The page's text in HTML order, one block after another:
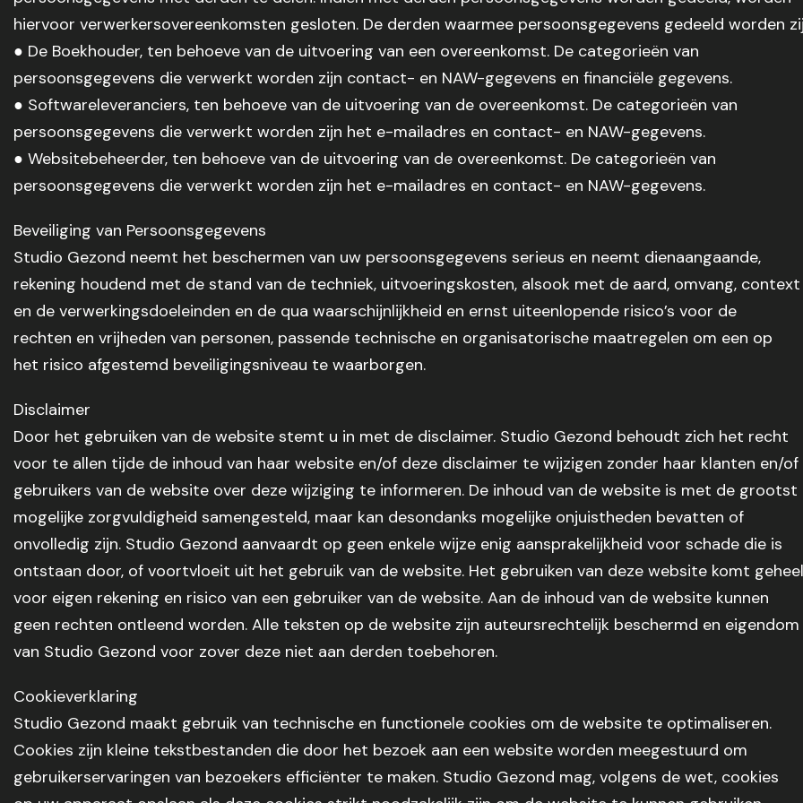
hiervoor verwerkersovereenkomsten gesloten. De derden waarmee persoonsgegevens gedeeld worden
● De Boekhouder, ten behoeve van de uitvoering van een overeenkomst. De categorieën van
persoonsgegevens die verwerkt worden zijn contact- en NAW-gegevens en financiële gegevens.
● Softwareleveranciers, ten behoeve van de uitvoering van de overeenkomst. De categorieën van
persoonsgegevens die verwerkt worden zijn het e-mailadres en contact- en NAW-gegevens.
● Websitebeheerder, ten behoeve van de uitvoering van de overeenkomst. De categorieën van
persoonsgegevens die verwerkt worden zijn het e-mailadres en contact- en NAW-gegevens.
Beveiliging van Persoonsgegevens
Studio Gezond neemt het beschermen van uw persoonsgegevens serieus en neemt dienaangaande,
rekening houdend met de stand van de techniek, uitvoeringskosten, alsook met de aard, omvang, context
en de verwerkingsdoeleinden en de qua waarschijnlijkheid en ernst uiteenlopende risico’s voor de
rechten en vrijheden van personen, passende technische en organisatorische maatregelen om een op
het risico afgestemd beveiligingsniveau te waarborgen.
Disclaimer
Door het gebruiken van de website stemt u in met de disclaimer. Studio Gezond behoudt zich het recht
voor te allen tijde de inhoud van haar website en/of deze disclaimer te wijzigen zonder haar klanten en/of
gebruikers van de website over deze wijziging te informeren. De inhoud van de website is met de grootst
mogelijke zorgvuldigheid samengesteld, maar kan desondanks mogelijke onjuistheden bevatten of
onvolledig zijn. Studio Gezond aanvaardt op geen enkele wijze enig aansprakelijkheid voor schade die is
ontstaan door, of voortvloeit uit het gebruik van de website. Het gebruiken van deze website komt geheel
voor eigen rekening en risico van een gebruiker van de website. Aan de inhoud van de website kunnen
geen rechten ontleend worden. Alle teksten op de website zijn auteursrechtelijk beschermd en eigendom
van Studio Gezond voor zover deze niet aan derden toebehoren.
Cookieverklaring
Studio Gezond maakt gebruik van technische en functionele cookies om de website te optimaliseren.
Cookies zijn kleine tekstbestanden die door het bezoek aan een website worden meegestuurd om
gebruikerservaringen van bezoekers efficiënter te maken. Studio Gezond mag, volgens de wet, cookies